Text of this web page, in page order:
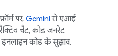
पर, Gemini से एआई
चैट, कोड जनरेट
इनलाइन कोड के सुझाव.